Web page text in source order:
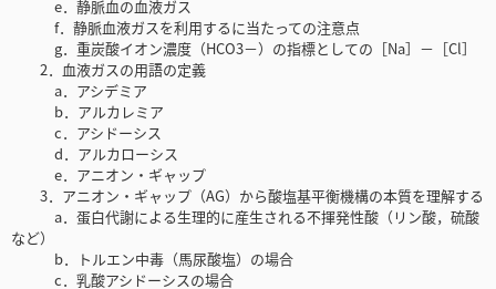
e．静脈血の血液ガス
f．静脈血液ガスを利用するに当たっての注意点
g．重炭酸イオン濃度（HCO3－）の指標としての［Na］－［Cl］
2．血液ガスの用語の定義
a．アシデミア
b．アルカレミア
c．アシドーシス
d．アルカローシス
e．アニオン・ギャップ
3．アニオン・ギャップ（AG）から酸塩基平衡機構の本質を理解する
a．蛋白代謝による生理的に産生される不揮発性酸（リン酸，硫酸
など）
b．トルエン中毒（馬尿酸塩）の場合
c．乳酸アシドーシスの場合